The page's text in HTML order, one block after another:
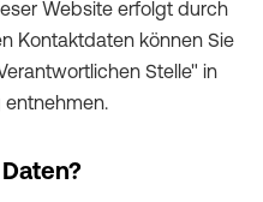
Website erfolgt durch
Kontaktdaten können Sie
Stelle" in
entnehmen.